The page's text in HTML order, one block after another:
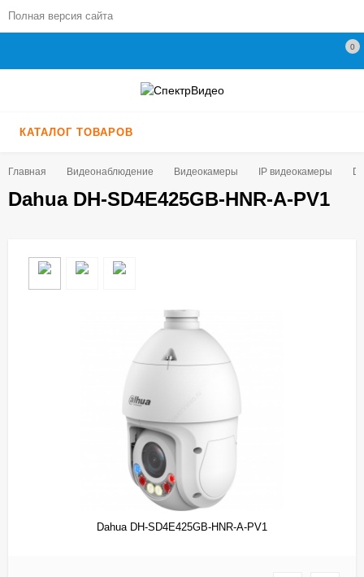
Полная версия сайта
0
КАТАЛОГ ТОВАРОВ
Главная Видеонаблюдение Видеокамеры IP видеокамеры
Dahua DH-SD4E425GB-HNR-A-PV1
Dahua DH-SD4E425GB-HNR-A-PV1